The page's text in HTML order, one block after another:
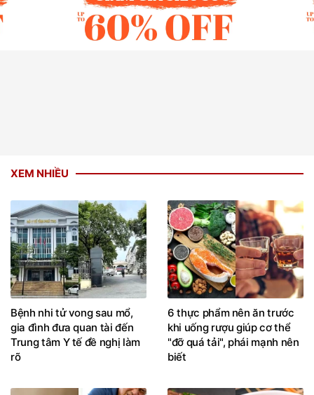
XEM NHIỀU
Bệnh nhi tử vong sau mổ,
gia đình đưa quan tài đến
Trung tâm Y tế đề nghị làm
rõ
6 thực phẩm nên ăn trước
khi uống rượu giúp cơ thể
"đỡ quá tải", phái mạnh nên
biết